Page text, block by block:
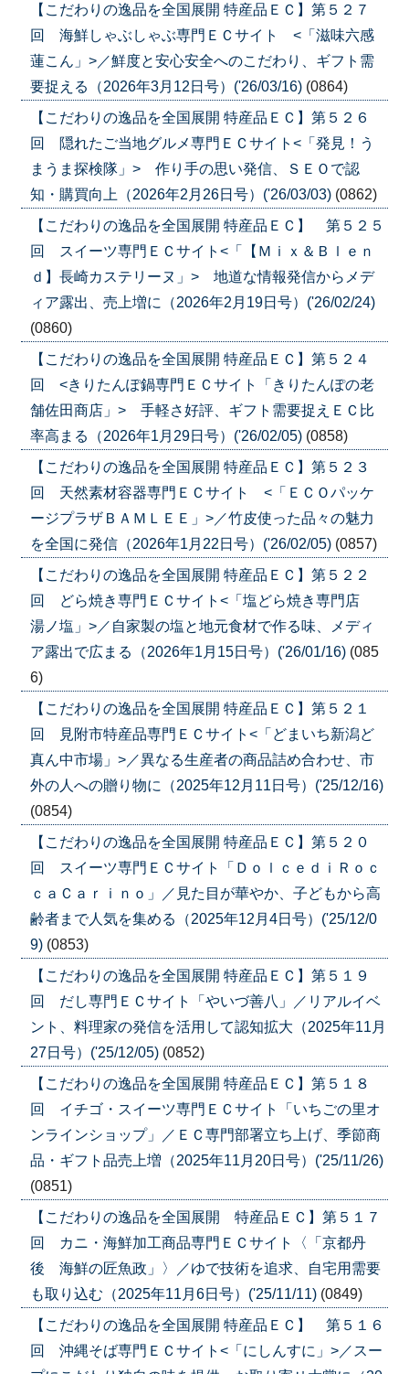
【こだわりの逸品を全国展開 特産品ＥＣ】第５２７
回 海鮮しゃぶしゃぶ専門ＥＣサイト <「滋味六感
蓮こん」>／鮮度と安心安全へのこだわり、ギフト需
要捉える（2026年3月12日号）('26/03/16) (0864)
【こだわりの逸品を全国展開 特産品ＥＣ】第５２６
回 隠れたご当地グルメ専門ＥＣサイト<「発見！う
まうま探検隊」> 作り手の思い発信、ＳＥＯで認
知・購買向上（2026年2月26日号）('26/03/03) (0862)
【こだわりの逸品を全国展開 特産品ＥＣ】 第５２５
回 スイーツ専門ＥＣサイト<「【Ｍｉｘ＆Ｂｌｅｎ
ｄ】長崎カステリーヌ」> 地道な情報発信からメデ
ィア露出、売上増に（2026年2月19日号）('26/02/24)
(0860)
【こだわりの逸品を全国展開 特産品ＥＣ】第５２４
回 <きりたんぽ鍋専門ＥＣサイト「きりたんぽの老
舗佐田商店」> 手軽さ好評、ギフト需要捉えＥＣ比
率高まる（2026年1月29日号）('26/02/05) (0858)
【こだわりの逸品を全国展開 特産品ＥＣ】第５２３
回 天然素材容器専門ＥＣサイト <「ＥＣＯパッケ
ージプラザＢＡＭＬＥＥ」>／竹皮使った品々の魅力
を全国に発信（2026年1月22日号）('26/02/05) (0857)
【こだわりの逸品を全国展開 特産品ＥＣ】第５２２
回 どら焼き専門ＥＣサイト<「塩どら焼き専門店
湯ノ塩」>／自家製の塩と地元食材で作る味、メディ
ア露出で広まる（2026年1月15日号）('26/01/16) (085
6)
【こだわりの逸品を全国展開 特産品ＥＣ】第５２１
回 見附市特産品専門ＥＣサイト<「どまいち新潟ど
真ん中市場」>／異なる生産者の商品詰め合わせ、市
外の人への贈り物に（2025年12月11日号）('25/12/16)
(0854)
【こだわりの逸品を全国展開 特産品ＥＣ】第５２０
回 スイーツ専門ＥＣサイト「ＤｏｌｃｅｄｉＲｏｃ
ｃａＣａｒｉｎｏ」／見た目が華やか、子どもから高
齢者まで人気を集める（2025年12月4日号）('25/12/0
9) (0853)
【こだわりの逸品を全国展開 特産品ＥＣ】第５１９
回 だし専門ＥＣサイト「やいづ善八」／リアルイベ
ント、料理家の発信を活用して認知拡大（2025年11月
27日号）('25/12/05) (0852)
【こだわりの逸品を全国展開 特産品ＥＣ】第５１８
回 イチゴ・スイーツ専門ＥＣサイト「いちごの里オ
ンラインショップ」／ＥＣ専門部署立ち上げ、季節商
品・ギフト品売上増（2025年11月20日号）('25/11/26)
(0851)
【こだわりの逸品を全国展開 特産品ＥＣ】第５１７
回 カニ・海鮮加工商品専門ＥＣサイト〈「京都丹
後 海鮮の匠魚政」〉／ゆで技術を追求、自宅用需要
も取り込む（2025年11月6日号）('25/11/11) (0849)
【こだわりの逸品を全国展開 特産品ＥＣ】 第５１６
回 沖縄そば専門ＥＣサイト<「にしんすに」>／スー